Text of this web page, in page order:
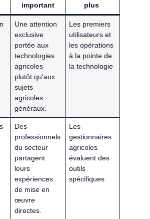
important
plus
Une attention
exclusive
portée aux
technologies
agricoles
plutôt qu'aux
sujets
agricoles
généraux.
Les premiers
utilisateurs et
les opérations
à la pointe de
la technologie
Des
professionnels
du secteur
partagent
leurs
expériences
de mise en
œuvre
directes.
Les
gestionnaires
agricoles
évaluent des
outils
spécifiques